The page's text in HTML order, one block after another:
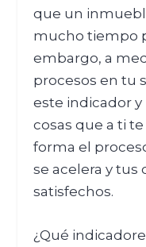
que un
mucho tiempo
embargo, a
procesos en tu
este indicador
cosas que a ti
forma el
se acelera y tus
satisfechos.
¿Qué